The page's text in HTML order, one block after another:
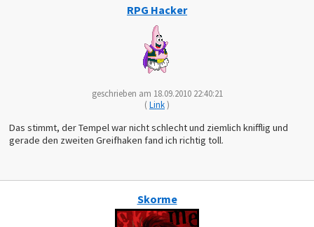
RPG Hacker
geschrieben am 18.09.2010 22:40:21
(Link)
Das stimmt, der Tempel war nicht schlecht und ziemlich knifflig und
gerade den zweiten Greifhaken fand ich richtig toll.
Skorme